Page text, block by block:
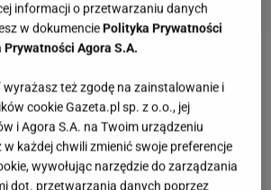
z tymi przedtreningowymi mamy
że skoro zjedliśmy tyle w ciągu
jeść jeszcze przed samym
– szczególnie przedtreningiem
informacji o przetwarzaniu danych
w dokumencie Polityka Prywatności
Prywatności Agora S.A.
wyrażasz też zgodę na zainstalowanie i
cookie Gazeta.pl sp. z o.o., jej
i Agora S.A. na Twoim urządzeniu
każdej chwili zmienić swoje preferencje
wywołując narzędzie do zarządzania
dot. przetwarzania danych poprzez